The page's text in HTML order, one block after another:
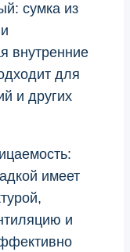
сумка из
внутренние
для
и других
имеет
и